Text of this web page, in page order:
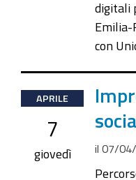
digitali
Emilia-
con
2022-
04-
07T14:30:00+02:00
2022-
APRILE
7
giovedì il 07/